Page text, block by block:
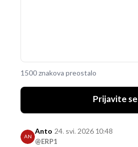
1500 znakova preostalo
Prijavite se
AN
Anto
@ERP1
24. svi. 2026 10:48